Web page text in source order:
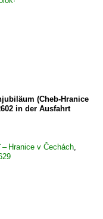
(Cheb-Hranice
in der Ausfahrt
Hranice v Čechách,